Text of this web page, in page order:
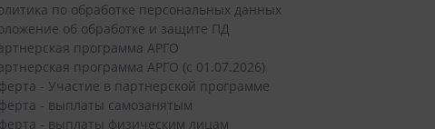
по обработке персональных данных
об обработке и защите ПД
программа АРГО
программа АРГО (с 01.07.2026)
- Участие в партнерской программе
- выплаты самозанятым
- выплаты физическим лицам